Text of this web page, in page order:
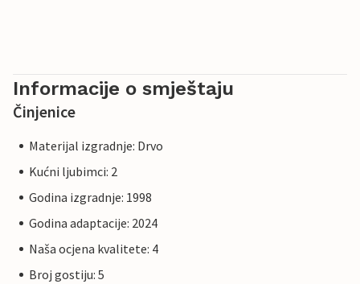
Informacije o smještaju
Činjenice
Materijal izgradnje: Drvo
Kućni ljubimci: 2
Godina izgradnje: 1998
Godina adaptacije: 2024
Naša ocjena kvalitete: 4
Broj gostiju: 5